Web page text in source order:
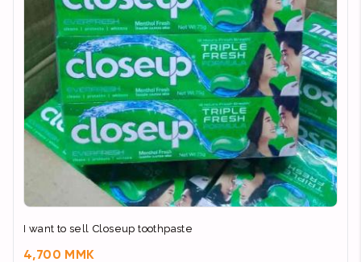
I want to sell Closeup toothpaste
4,700 MMK